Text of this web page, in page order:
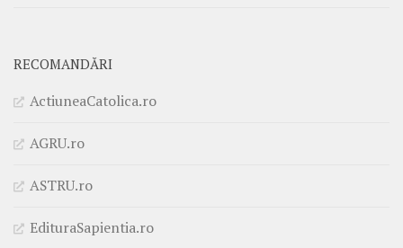
RECOMANDĂRI
ActiuneaCatolica.ro
AGRU.ro
ASTRU.ro
EdituraSapientia.ro